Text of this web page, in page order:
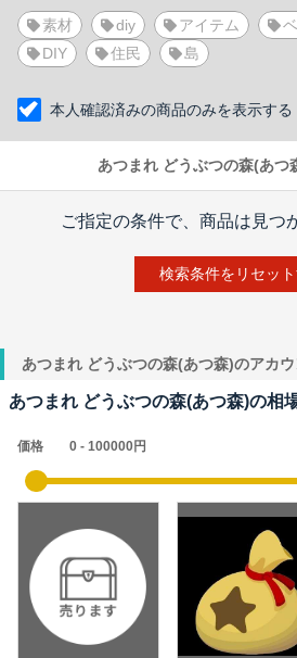
素材 diy アイテム
DIY
住民 島
本人確認済みの商品のみを表示する
あつまれ どうぶつの森(あつ
ご指定の条件で、商品は見つ
検索条件をリセッ
あつまれ どうぶつの森(あつ森)のアカ
あつまれ どうぶつの森(あつ森)の相
価格